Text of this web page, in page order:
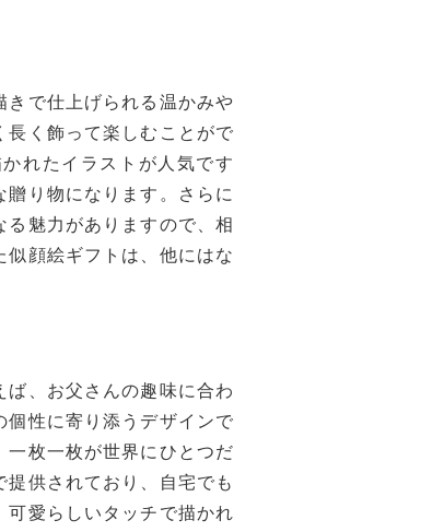
きで仕上げられる温かみや
く飾って楽しむことがで
れたイラストが人気です
り物になります。さらに
魅力がありますので、相
顔絵ギフトは、他にはな
、お父さんの趣味に合わ
性に寄り添うデザインで
枚一枚が世界にひとつだ
供されており、自宅でも
愛らしいタッチで描かれ